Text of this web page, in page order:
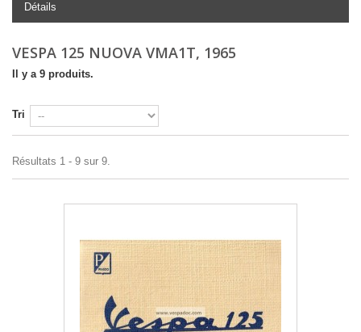
Détails
VESPA 125 NUOVA VMA1T, 1965
Il y a 9 produits.
Tri
Résultats 1 - 9 sur 9.